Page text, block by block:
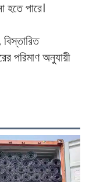
পারে।
পরিমাণ অনুযায়ী